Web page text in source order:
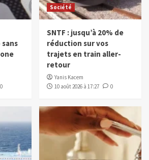
0
Société
SNTF : jusqu’à 20% de
réduction sur vos
trajets en train aller-
retour
Yanis Kacem
10 août 2026 à 17:27
0